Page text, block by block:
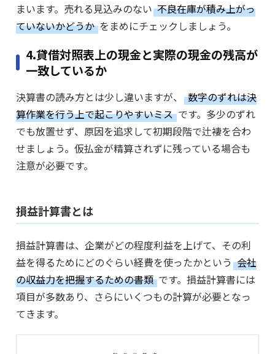
まいます。売れる見込みのない 不良在庫が積み上がっ
ていないかどうか をまめにチェックしましょう。
4.貸借対照表上の現金と実際の現金の残高が
一致しているか
決算書の読み方とは少し違いますが、
数字のずれは決
算作業を行う上で起こりやすいミス です。多少のずれ
でも放置せず、原因を追求して初期段階で辻褄を合わ
せましょう。仮払金が精算されずに残っている場合も
注意が必要です。
損益計算書とは
損益計算書は、企業がどの程度利益を上げて、その利
益を得るためにどのぐらい経費を使ったかという 会社
の収益力を把握するための書類 です。損益計算書には
項目が多数あり、さらにいくつもの計算が必要となっ
てきます。